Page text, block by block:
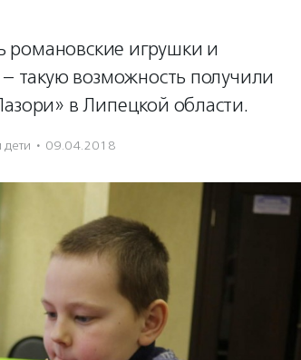
романовские игрушки и
такую возможность получили
в Липецкой области.
дети · 09.04.2018